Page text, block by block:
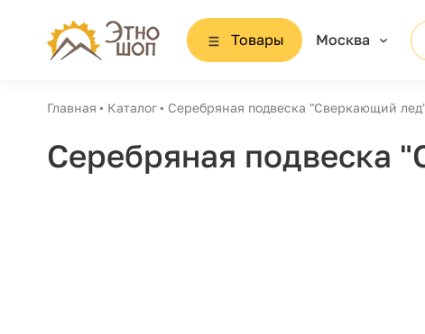
Товары Москва
Главная Каталог Серебряная подвеска "Сверкающий
Серебряная подвеска